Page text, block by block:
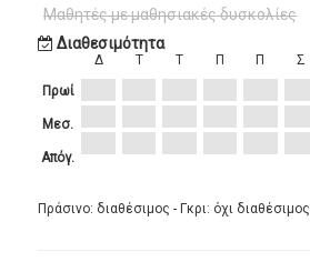
Μαθητές με μαθησιακές δυσκολίες
Διαθεσιμότητα
Πρωί
Μεσ.
Απόγ.
Δ Τ Τ Π Π Σ
Πράσινο: διαθέσιμος - Γκρι: όχι διαθέσιμος